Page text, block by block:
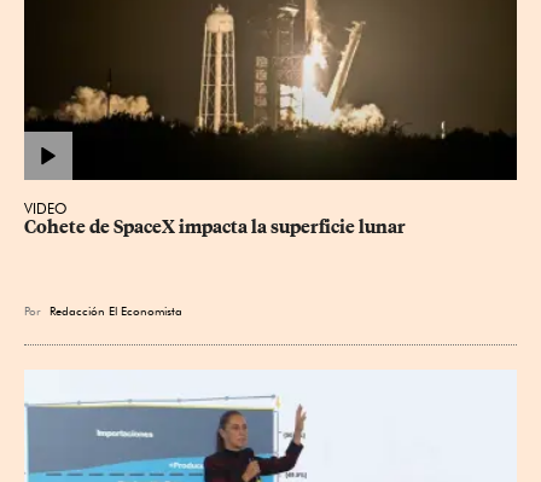
VIDEO
Cohete de SpaceX impacta la superficie lunar
Por Redacción El Economista